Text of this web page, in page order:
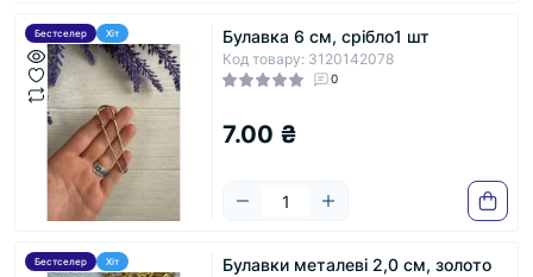
Бестселер Хіт Булавка 6 см, срібло1 шт
Код товару: 3120142078
0
7.00 ₴
Бестселер Хіт
Булавки металеві 2,0 см, золото